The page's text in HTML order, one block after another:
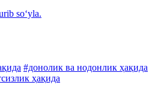
so‘yla.
#донолик ва нодонлик ҳақида
ҳақида